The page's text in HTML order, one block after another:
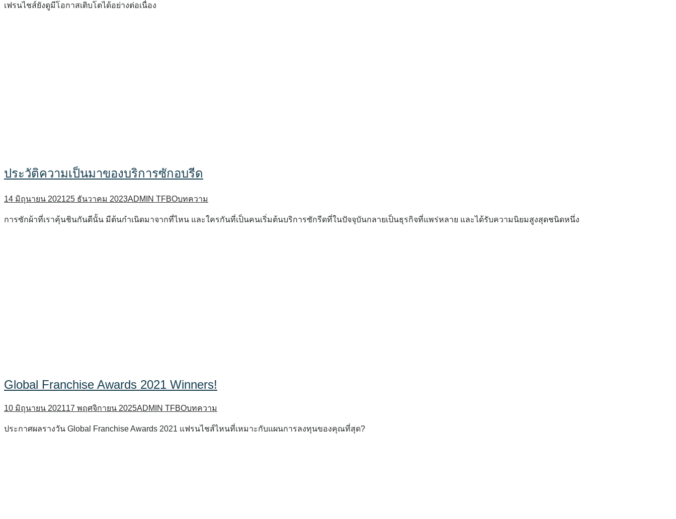
เฟรนไชส์ยังดูมีโอกาสเติบโตได้อย่างต่อเนื่อง
ประวัติความเป็นมาของบริการซักอบรีด
14 มิถุนายน 202125 ธันวาคม 2023ADMIN TFBOบทความ
การซักผ้าที่เราคุ้นชินกันดีนั้น มีต้นกำเนิดมาจากที่ไหน และใครกันที่เป็นคนเริ่มต้นบริการซักรีดที่ในปัจจุบันกลายเป็นธุรกิจที่แพร่หลาย และได้รับความนิยมสูงสุดชนิดหนึ่ง
Global Franchise Awards 2021 Winners!
10 มิถุนายน 202117 พฤศจิกายน 2025ADMIN TFBOบทความ
ประกาศผลรางวัน Global Franchise Awards 2021 แฟรนไชส์ไหนที่เหมาะกับแผนการลงทุนของคุณที่สุด?